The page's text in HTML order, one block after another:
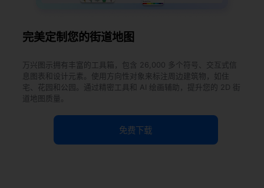
完美定制您的街道地图
万兴图示拥有丰富的工具箱，包含 26,000 多个符号、交互式信
息图表和设计元素。使用方向性对象来标注周边建筑物，如住
宅、花园和公园。通过精密工具和 AI 绘画辅助，提升您的 2D 街
道地图质量。
免费下载